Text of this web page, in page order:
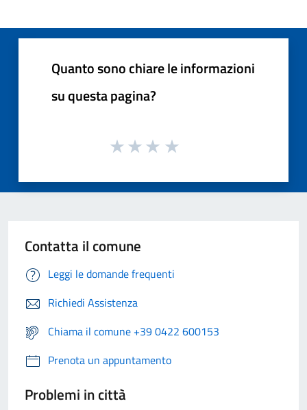
Quanto sono chiare le informazioni
su questa pagina?
Contatta il comune
Leggi le domande frequenti
Richiedi Assistenza
Chiama il comune +39 0422 600153
Prenota un appuntamento
Problemi in città